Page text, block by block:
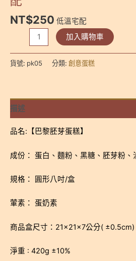
NT$250 低溫宅配
胚
(圓
形
八
盒)
低
宅
數
加入購物車
貨號: pk05 分類: 創意蛋糕
描述
品名:【巴黎胚芽蛋糕】
成份： 蛋白、麵粉、黑糖、胚芽粉、
規格： 圓形八吋/盒
葷素： 蛋奶素
商品盒尺寸：21×21×7公分( ±0.5cm)
淨重 : 420g ±10%